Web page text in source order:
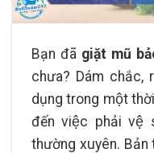
Bạn đã giặt mũ
chưa? Dám chắc,
dụng trong một
đến việc phải vệ
thường xuyên.